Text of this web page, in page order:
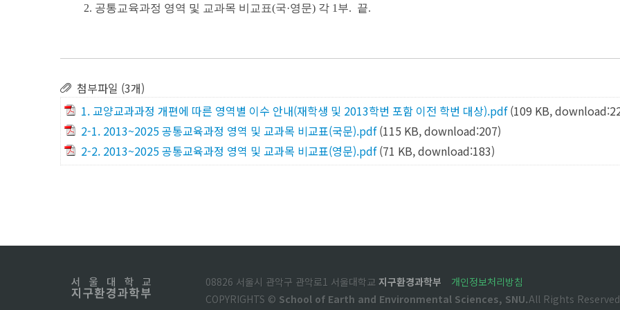
2. 공통교육과정 영역 및 교과목 비교표(국·영문) 각 1부. 끝.
첨부파일 (3개)
1. 교양교과과정 개편에 따른 영역별 이수 안내(재학생 및 2013학번 포함 이전 학번 대상).pdf (109 KB,
2-1. 2013~2025 공통교육과정 영역 및 교과목 비교표(국문).pdf (115 KB, download:207)
2-2. 2013~2025 공통교육과정 영역 및 교과목 비교표(영문).pdf (71 KB, download:183)
08826 서울시 관악구 관악로1 서울대학교 지구환경과학부
개인정보처리방침
COPYRIGHTS © School of Earth and Environmental Sciences, SNU.All Rights